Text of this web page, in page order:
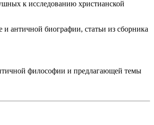
к исследованию христианской
античной биографии, статьи из сборника
философии и предлагающей темы